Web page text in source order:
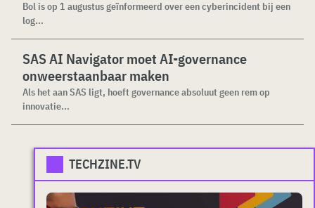
Bol is op 1 augustus geïnformeerd over een cyberincident bij een
log...
SAS AI Navigator moet AI-governance
onweerstaanbaar maken
Als het aan SAS ligt, hoeft governance absoluut geen rem op
innovatie...
TECHZINE.TV